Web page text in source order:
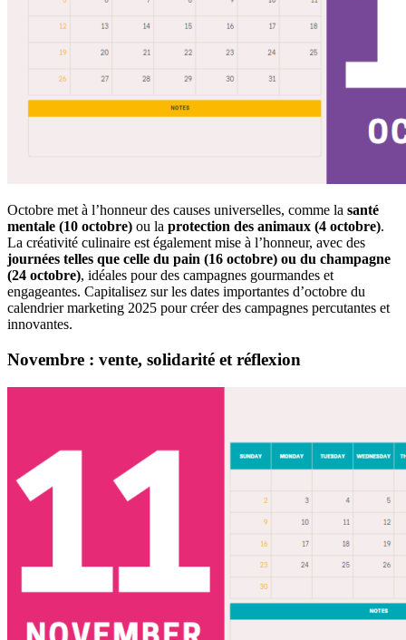
Octobre met à l’honneur des causes universelles, comme la santé
mentale (10 octobre) ou la protection des animaux (4 octobre).
La créativité culinaire est également mise à l’honneur, avec des
journées telles que celle du pain (16 octobre) ou du champagne
(24 octobre), idéales pour des campagnes gourmandes et
engageantes. Capitalisez sur les dates importantes d’octobre du
calendrier marketing 2025 pour créer des campagnes percutantes et
innovantes.
Novembre : vente, solidarité et réflexion